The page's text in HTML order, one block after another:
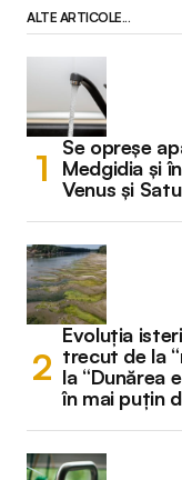
ALTE ARTICOLE...
Se opreșe
Medgidia și
Venus și
Evoluția
trecut de la
la “Dunărea
în mai puțin